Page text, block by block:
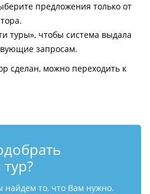
предложения только от
туры», чтобы система выдала
запросам.
сделан, можно переходить к
найдем то, что Вам нужно.